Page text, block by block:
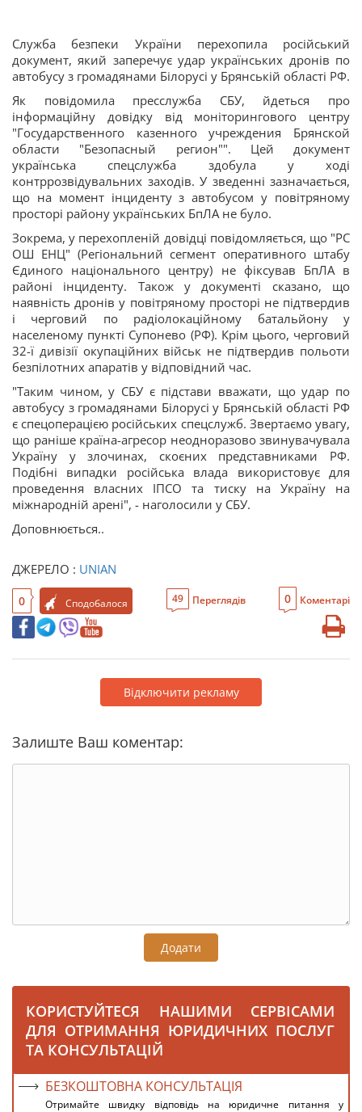
Служба безпеки України перехопила російський
документ, який заперечує удар українських дронів по
автобусу з громадянами Білорусі у Брянській області РФ.
Як повідомила пресслужба СБУ, йдеться про
інформаційну довідку від моніторингового центру
"Государственного казенного учреждения Брянской
области "Безопасный регион"". Цей документ
українська спецслужба здобула у ході
контррозвідувальних заходів. У зведенні зазначається,
що на момент інциденту з автобусом у повітряному
просторі району українських БпЛА не було.
Зокрема, у перехопленій довідці повідомляється, що "РС
ОШ ЕНЦ" (Регіональний сегмент оперативного штабу
Єдиного національного центру) не фіксував БпЛА в
районі інциденту. Також у документі сказано, що
наявність дронів у повітряному просторі не підтвердив
і черговий по радіолокаційному батальйону у
населеному пункті Супонево (РФ). Крім цього, черговий
32-ї дивізії окупаційних військ не підтвердив польоти
безпілотних апаратів у відповідний час.
"Таким чином, у СБУ є підстави вважати, що удар по
автобусу з громадянами Білорусі у Брянській області РФ
є спецоперацією російських спецслужб. Звертаємо увагу,
що раніше країна-агресор неодноразово звинувачувала
Україну у злочинах, скоєних представниками РФ.
Подібні випадки російська влада використовує для
проведення власних ІПСО та тиску на Україну на
міжнародній арені", - наголосили у СБУ.
Доповнюється..
ДЖЕРЕЛО : UNIAN
0 Сподобалося 49 Переглядів 0 Коментарі
Відключити рекламу
Залиште Ваш коментар:
Додати
КОРИСТУЙТЕСЯ НАШИМИ СЕРВІСАМИ
ДЛЯ ОТРИМАННЯ ЮРИДИЧНИХ ПОСЛУГ
ТА КОНСУЛЬТАЦІЙ
БЕЗКОШТОВНА КОНСУЛЬТАЦІЯ
Отримайте швидку відповідь на юридичне питання у